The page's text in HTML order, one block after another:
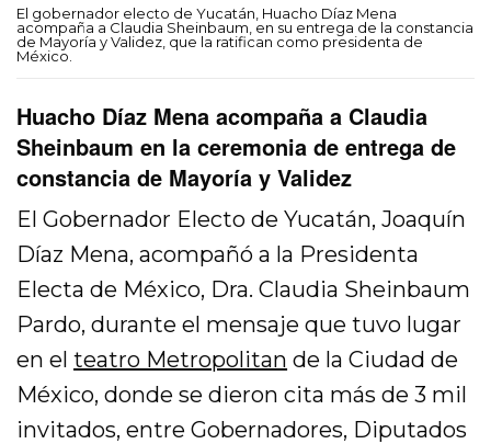
El gobernador electo de Yucatán, Huacho Díaz Mena
acompaña a Claudia Sheinbaum, en su entrega de la constancia
de Mayoría y Validez, que la ratifican como presidenta de
México.
Huacho Díaz Mena acompaña a Claudia
Sheinbaum en la ceremonia de entrega de
constancia de Mayoría y Validez
El Gobernador Electo de Yucatán, Joaquín
Díaz Mena, acompañó a la Presidenta
Electa de México, Dra. Claudia Sheinbaum
Pardo, durante el mensaje que tuvo lugar
en elteatro Metropolitan de la Ciudad de
México, donde se dieron cita más de 3 mil
invitados, entre Gobernadores, Diputados